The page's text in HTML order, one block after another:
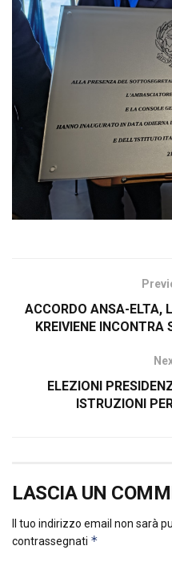
ACCORDO ANSA-ELTA,
KREIVIENE INCONTRA
ELEZIONI
ISTRUZIONI
LASCIA UN
Il tuo indirizzo email non sarà
contrassegnati *